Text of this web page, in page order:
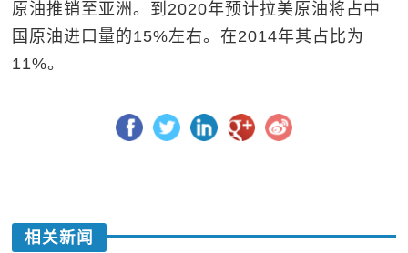
原油推销至亚洲。到2020年预计拉美原油将占中
国原油进口量的15%左右。在2014年其占比为
11%。
相关新闻